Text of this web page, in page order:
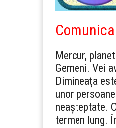
Mercur,
Gemeni. Vei
Dimineața
unor
neașteptate.
termen lung.